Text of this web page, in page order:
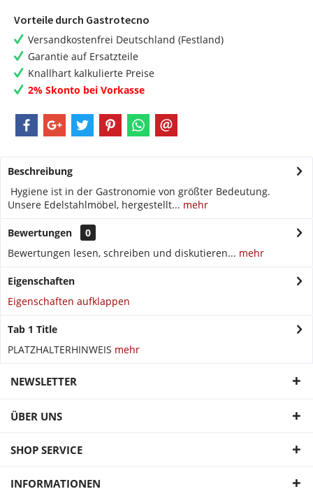
Vorteile durch Gastrotecno
Versandkostenfrei Deutschland (Festland)
Garantie auf Ersatzteile
Knallhart kalkulierte Preise
2% Skonto bei Vorkasse
Beschreibung
Hygiene ist in der Gastronomie von größter Bedeutung.
Unsere Edelstahlmöbel, hergestellt... mehr
Bewertungen
0
Bewertungen lesen, schreiben und diskutieren... mehr
Eigenschaften
Eigenschaften aufklappen
Tab 1 Title
PLATZHALTERHINWEIS mehr
NEWSLETTER
ÜBER UNS
SHOP SERVICE
INFORMATIONEN